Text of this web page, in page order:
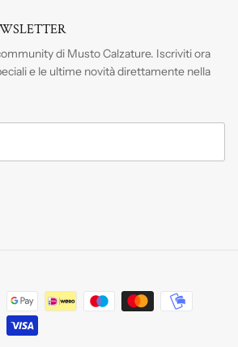
di Musto Calzature. Iscrivitiora
e le ultime novità direttamente nella